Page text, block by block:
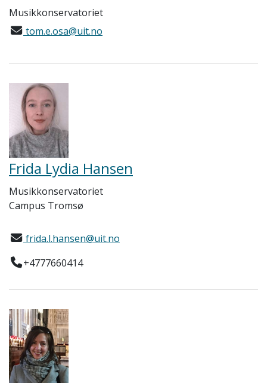
Musikkonservatoriet
tom.e.osa@uit.no
Frida Lydia Hansen
Musikkonservatoriet
Campus Tromsø
frida.l.hansen@uit.no
+4777660414